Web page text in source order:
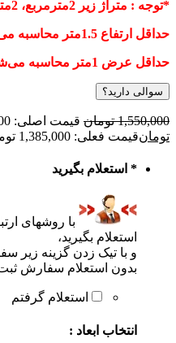
: متراژ زیر 2مترمربع، 2مترمربع محاسبه می‌شود.
ارتفاع 1.5متر محاسبه می‌باشد.
عرض 1متر محاسبه می‌شود.
سوالی دارید؟
تومان قیمت اصلی: 1,550,000 تومان بود.
قیمت فعلی: 1,385,000 تومان.
استعلام بگیرید
با روشهای
استعلام بگیرید،
و با تیک زدن گزینه زیر
بدون استعلام سفارش ثبت
استعلام گرفتم
انتخاب ابعاد :